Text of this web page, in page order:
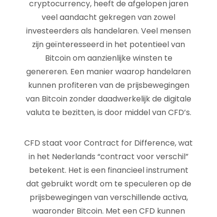
cryptocurrency, heeft de afgelopen jaren
veel aandacht gekregen van zowel
investeerders als handelaren. Veel mensen
zijn geïnteresseerd in het potentieel van
Bitcoin om aanzienlijke winsten te
genereren. Een manier waarop handelaren
kunnen profiteren van de prijsbewegingen
van Bitcoin zonder daadwerkelijk de digitale
valuta te bezitten, is door middel van CFD’s.
CFD staat voor Contract for Difference, wat
in het Nederlands “contract voor verschil”
betekent. Het is een financieel instrument
dat gebruikt wordt om te speculeren op de
prijsbewegingen van verschillende activa,
waaronder Bitcoin. Met een CFD kunnen